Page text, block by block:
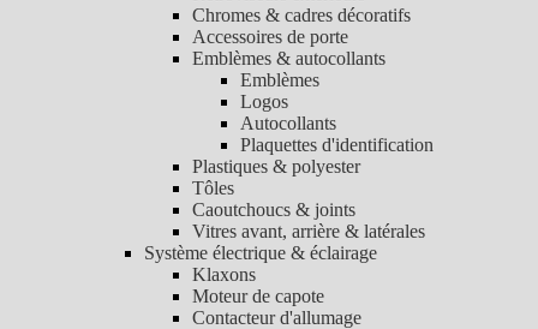
Chromes & cadres décoratifs
Accessoires de porte
Emblèmes & autocollants
Emblèmes
Logos
Autocollants
Plaquettes d'identification
Plastiques & polyester
Tôles
Caoutchoucs & joints
Vitres avant, arrière & latérales
Système électrique & éclairage
Klaxons
Moteur de capote
Contacteur d'allumage